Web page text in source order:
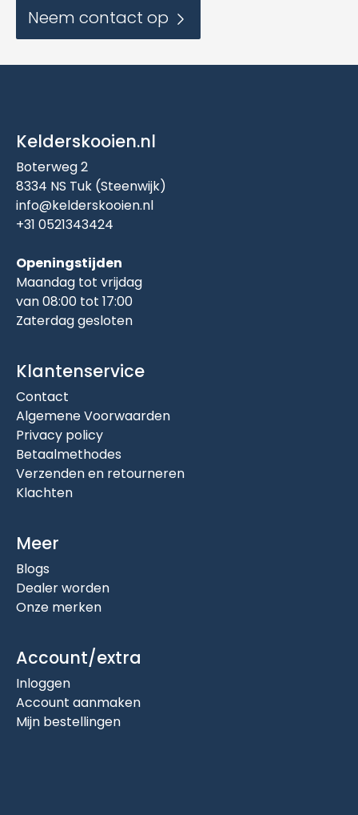
Neem contact op
Kelderskooien.nl
Boterweg 2
8334 NS Tuk (Steenwijk)
info@kelderskooien.nl
+31 0521343424
Openingstijden
Maandag tot vrijdag
van 08:00 tot 17:00
Zaterdag gesloten
Klantenservice
Contact
Algemene Voorwaarden
Privacy policy
Betaalmethodes
Verzenden en retourneren
Klachten
Meer
Blogs
Dealer worden
Onze merken
Account/extra
Inloggen
Account aanmaken
Mijn bestellingen